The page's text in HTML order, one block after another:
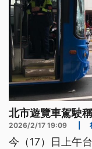
北市遊覽車駕駛
2026/2/17 19:09
今（17）日上午